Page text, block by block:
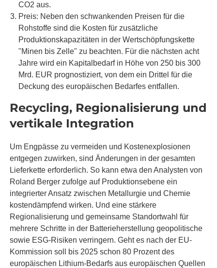
CO2 aus.
Preis: Neben den schwankenden Preisen für die
Rohstoffe sind die Kosten für zusätzliche
Produktionskapazitäten in der Wertschöpfungskette
"Minen bis Zelle" zu beachten. Für die nächsten acht
Jahre wird ein Kapitalbedarf in Höhe von 250 bis 300
Mrd. EUR prognostiziert, von dem ein Drittel für die
Deckung des europäischen Bedarfes entfallen.
Recycling, Regionalisierung und
vertikale Integration
Um Engpässe zu vermeiden und Kostenexplosionen
entgegen zuwirken, sind Änderungen in der gesamten
Lieferkette erforderlich. So kann etwa den Analysten von
Roland Berger zufolge auf Produktionsebene ein
integrierter Ansatz zwischen Metallurgie und Chemie
kostendämpfend wirken. Und eine stärkere
Regionalisierung und gemeinsame Standortwahl für
mehrere Schritte in der Batterieherstellung geopolitische
sowie ESG-Risiken verringern. Geht es nach der EU-
Kommission soll bis 2025 schon 80 Prozent des
europäischen Lithium-Bedarfs aus europäischen Quellen